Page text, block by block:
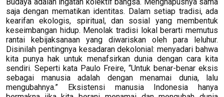
saja dengan mematikan identitas. Dalam setiap tradisi, ada
kearifan ekologis, spiritual, dan sosial yang membentuk
keseimbangan hidup. Menolak tradisi lokal berarti memutus
rantai kebijaksanaan yang diwariskan oleh para leluhur.
Disinilah pentingnya kesadaran dekolonial: menyadari bahwa
kita punya hak untuk menafsirkan dunia dengan cara kita
sendiri. Seperti kata Paulo Freire, “Untuk benar-benar eksis
sebagai manusia adalah dengan menamai dunia, lalu
mengubahnya.” Eksistensi manusia Indonesia hanya